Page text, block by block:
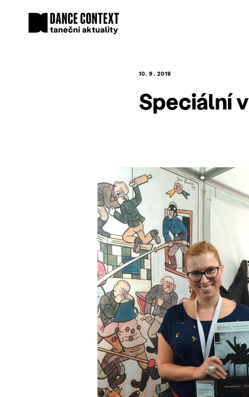
10. 9. 2018
Speciální